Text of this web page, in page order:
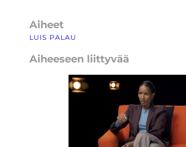
Aiheet
LUIS PALAU
Aiheeseen liittyvää